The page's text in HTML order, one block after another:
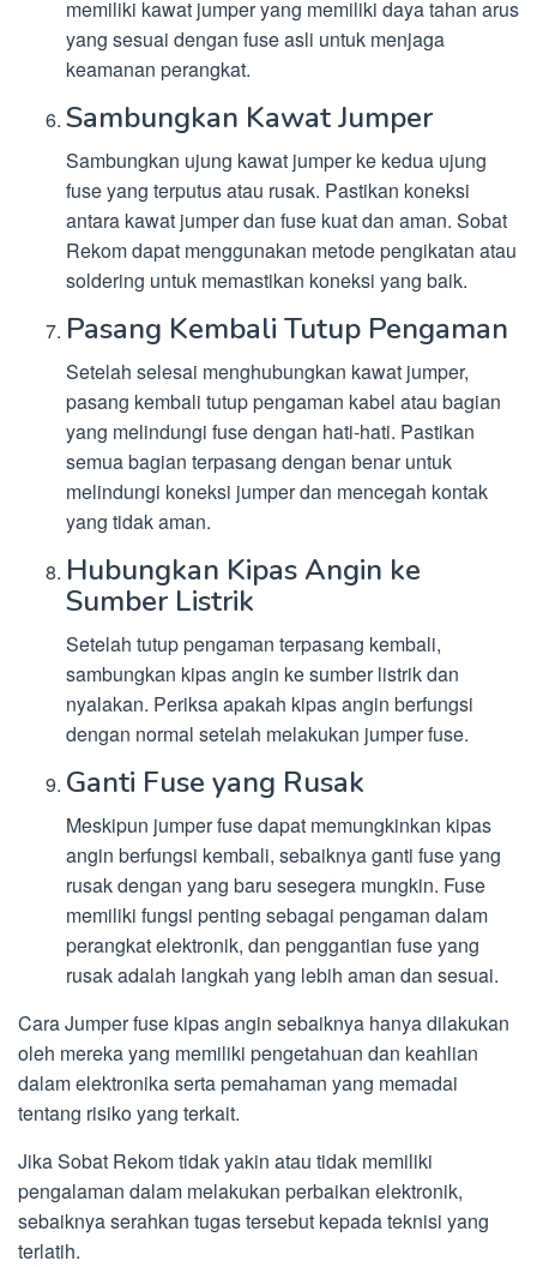
memiliki kawat jumper yang memiliki daya tahan arus
yang sesuai dengan fuse asli untuk menjaga
keamanan perangkat.
Sambungkan Kawat Jumper
Sambungkan ujung kawat jumper ke kedua ujung
fuse yang terputus atau rusak. Pastikan koneksi
antara kawat jumper dan fuse kuat dan aman. Sobat
Rekom dapat menggunakan metode pengikatan atau
soldering untuk memastikan koneksi yang baik.
Pasang Kembali Tutup Pengaman
Setelah selesai menghubungkan kawat jumper,
pasang kembali tutup pengaman kabel atau bagian
yang melindungi fuse dengan hati-hati. Pastikan
semua bagian terpasang dengan benar untuk
melindungi koneksi jumper dan mencegah kontak
yang tidak aman.
Hubungkan Kipas Angin ke
Sumber Listrik
Setelah tutup pengaman terpasang kembali,
sambungkan kipas angin ke sumber listrik dan
nyalakan. Periksa apakah kipas angin berfungsi
dengan normal setelah melakukan jumper fuse.
Ganti Fuse yang Rusak
Meskipun jumper fuse dapat memungkinkan kipas
angin berfungsi kembali, sebaiknya ganti fuse yang
rusak dengan yang baru sesegera mungkin. Fuse
memiliki fungsi penting sebagai pengaman dalam
perangkat elektronik, dan penggantian fuse yang
rusak adalah langkah yang lebih aman dan sesuai.
Cara Jumper fuse kipas angin sebaiknya hanya dilakukan
oleh mereka yang memiliki pengetahuan dan keahlian
dalam elektronika serta pemahaman yang memadai
tentang risiko yang terkait.
Jika Sobat Rekom tidak yakin atau tidak memiliki
pengalaman dalam melakukan perbaikan elektronik,
sebaiknya serahkan tugas tersebut kepada teknisi yang
terlatih.